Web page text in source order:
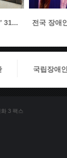
31... 전국 장애
국립장애
3 팩스